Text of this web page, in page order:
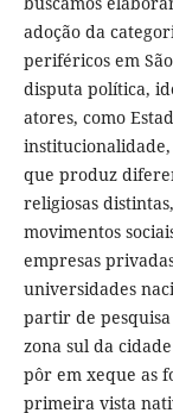
adoção da
periféricos em
disputa política,
atores, como
que produz
religiosas
movimentos
empresas
universidades
partir de
zona sul da
pôr em xeque as
primeira vista